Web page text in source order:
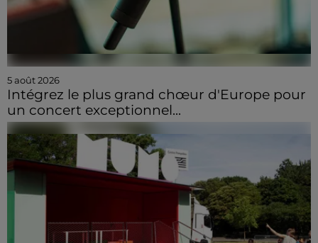
5 août 2026
Intégrez le plus grand chœur d'Europe pour
un concert exceptionnel...